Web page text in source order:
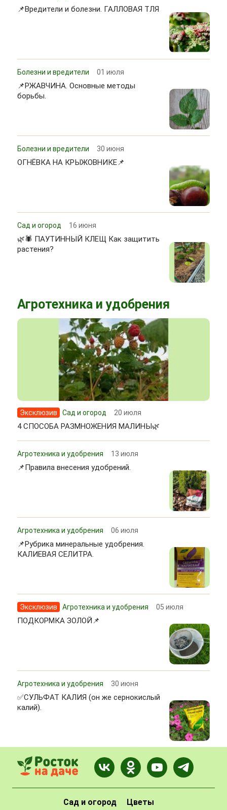
📌Вредители и болезни. ГАЛЛОВАЯ ТЛЯ
Болезни и вредители 01 июля
📌РЖАВЧИНА. Основные методы
борьбы.
Болезни и вредители 30 июня
ОГНЁВКА НА КРЫЖОВНИКЕ📌
Сад и огород 16 июня
🌿🕷 ПАУТИННЫЙ КЛЕЩ Как защитить
растения?
Агротехника и удобрения
Эксклюзив Сад и огород 20 июля
4 СПОСОБА РАЗМНОЖЕНИЯ МАЛИНЫ🌿
Агротехника и удобрения 13 июля
📌Правила внесения удобрений.
Агротехника и удобрения 06 июля
📌Рубрика минеральные удобрения.
КАЛИЕВАЯ СЕЛИТРА.
Эксклюзив Агротехника и удобрения 05 июля
ПОДКОРМКА ЗОЛОЙ📌
Агротехника и удобрения 30 июня
✅СУЛЬФАТ КАЛИЯ (он же сернокислый
калий).
Сад и огород Цветы